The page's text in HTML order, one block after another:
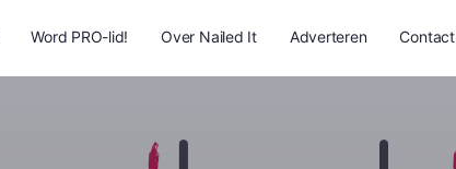
Word PRO-lid! Over Nailed It Adverteren Contact